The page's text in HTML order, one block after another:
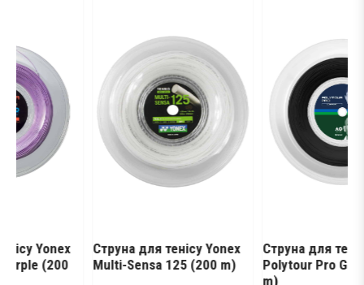
Cтруна для тенісу Yonex
Multi-Sensa 125 (200 m)
Струна для тенісу Yonex
Polytour Pro Graphite